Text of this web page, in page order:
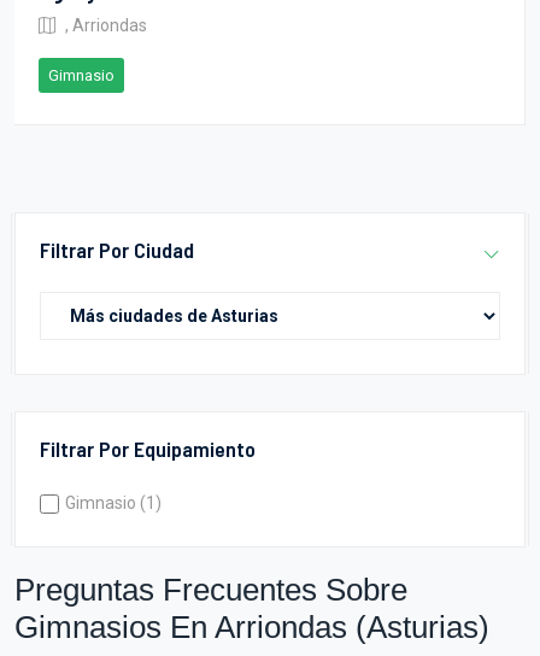
Filtrar Por Ciudad
Filtrar Por Equipamiento
Gimnasio (1)
, Arriondas
Gimnasio
Preguntas Frecuentes Sobre
Gimnasios En Arriondas (Asturias)